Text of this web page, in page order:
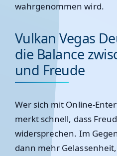
wahrgenommen wird.
Vulkan Vegas
die Balance
und Freude
Wer sich mit Online-
merkt schnell, dass
widersprechen. Im
dann mehr